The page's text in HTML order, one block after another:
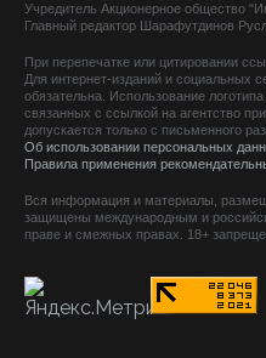
Учредитель Акционерное общество
Главный редактор Шарафутдинов
При перепечатке или цитировании
Для интернет-изданий и социальных
обязательна. Использование
связанных с ссылкой на агентство
допускается только с письменного
Об использовании персональных
Правила применения
Вся информация и материалы,
защищены международным и
праве и смежных правах. 18+